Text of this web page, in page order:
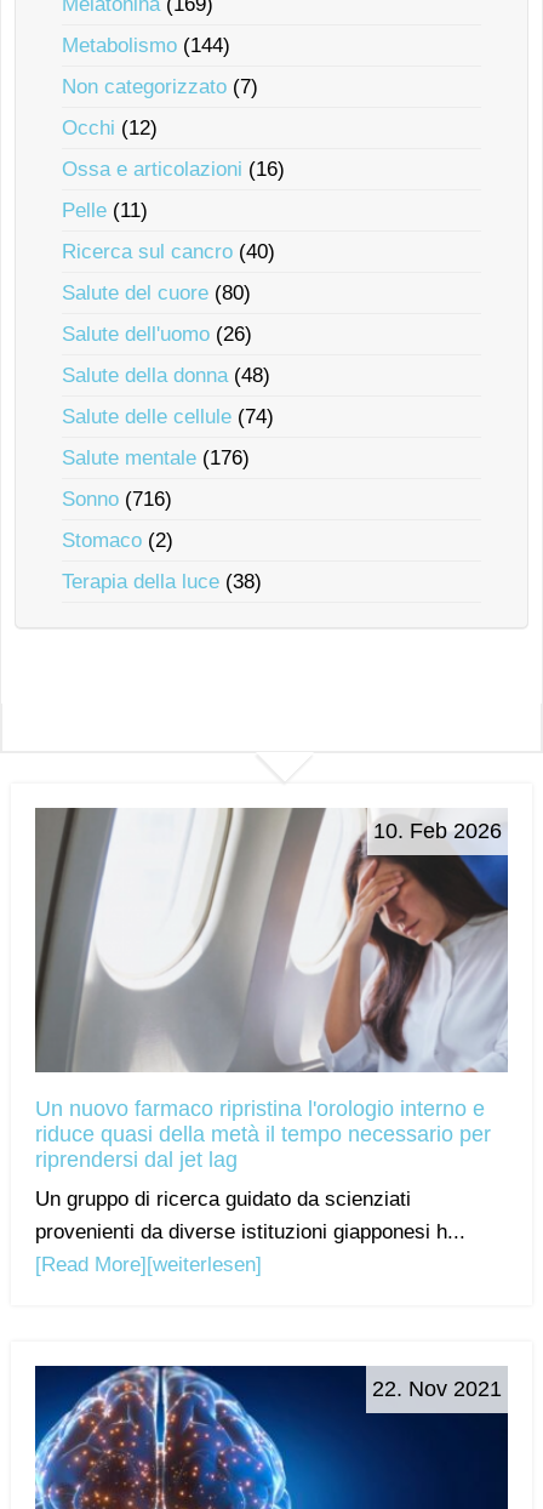
Metabolismo (144)
Non categorizzato (7)
Occhi (12)
Ossa e articolazioni (16)
Pelle (11)
Ricerca sul cancro (40)
Salute del cuore (80)
Salute dell'uomo (26)
Salute della donna(48)
Salute delle cellule (74)
Salute mentale (176)
Sonno (716)
Stomaco (2)
Terapia della luce (38)
10. Feb 2026
Un nuovo farmaco ripristina l'orologio interno e
riduce quasi della metà il tempo necessario per
riprendersi dal jet lag
Un gruppo di ricerca guidato da scienziati
provenienti da diverse istituzioni giapponesi h...
[Read More][weiterlesen]
22. Nov 2021